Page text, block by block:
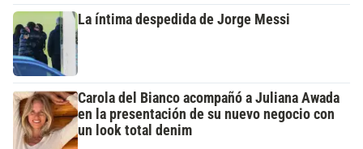
La íntima despedida de Jorge Messi
Carola del Bianco acompañó a Juliana Awada
en la presentación de su nuevo negocio con
un look total denim